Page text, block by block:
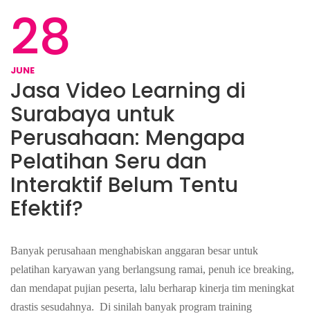
28
JUNE
Jasa Video Learning di
Surabaya untuk
Perusahaan: Mengapa
Pelatihan Seru dan
Interaktif Belum Tentu
Efektif?
Banyak perusahaan menghabiskan anggaran besar untuk
pelatihan karyawan yang berlangsung ramai, penuh ice breaking,
dan mendapat pujian peserta, lalu berharap kinerja tim meningkat
drastis sesudahnya. Di sinilah banyak program training